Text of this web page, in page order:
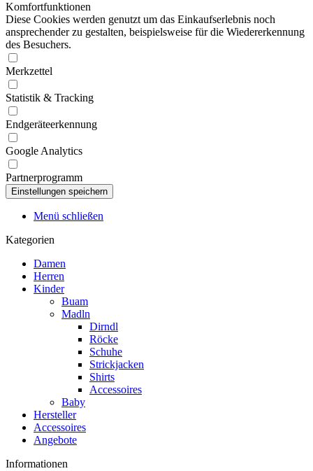
Komfortfunktionen
Diese Cookies werden genutzt um das Einkaufserlebnis noch
ansprechender zu gestalten, beispielsweise für die Wiedererkennung
des Besuchers.
Merkzettel
Statistik & Tracking
Endgeräteerkennung
Google Analytics
Partnerprogramm
Menü schließen
Kategorien
Damen
Herren
Kinder
Buam
Madln
Dirndl
Röcke
Schuhe
Strickjacken
Shirts
Accessoires
Baby
Hersteller
Accessoires
Angebote
Informationen